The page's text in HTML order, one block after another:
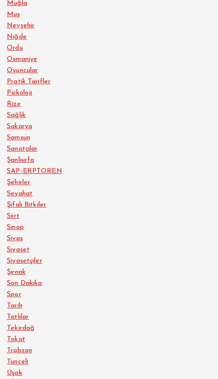
Muğla
Muş
Nevşehir
Niğde
Ordu
Osmaniye
Oyuncular
Pratik Tarifler
Psikoloji
Rize
Sağlık
Sakarya
Samsun
Sanatçılar
Şanlıurfa
SAP-ERPTOREN
Şehirler
Seyahat
Şifalı Bitkiler
Siirt
Sinop
Sivas
Siyaset
Siyasetçiler
Şırnak
Son Dakika
Spor
Tarih
Tatlılar
Tekirdağ
Tokat
Trabzon
Tunceli
Uşak